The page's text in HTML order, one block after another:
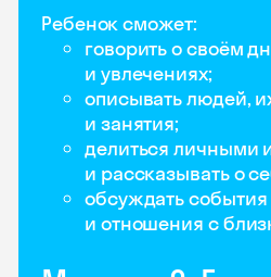
Ребенок сможет:
говорить о своём
и увлечениях;
описывать людей,
и занятия;
делиться личными
и рассказывать о
обсуждать
и отношения с